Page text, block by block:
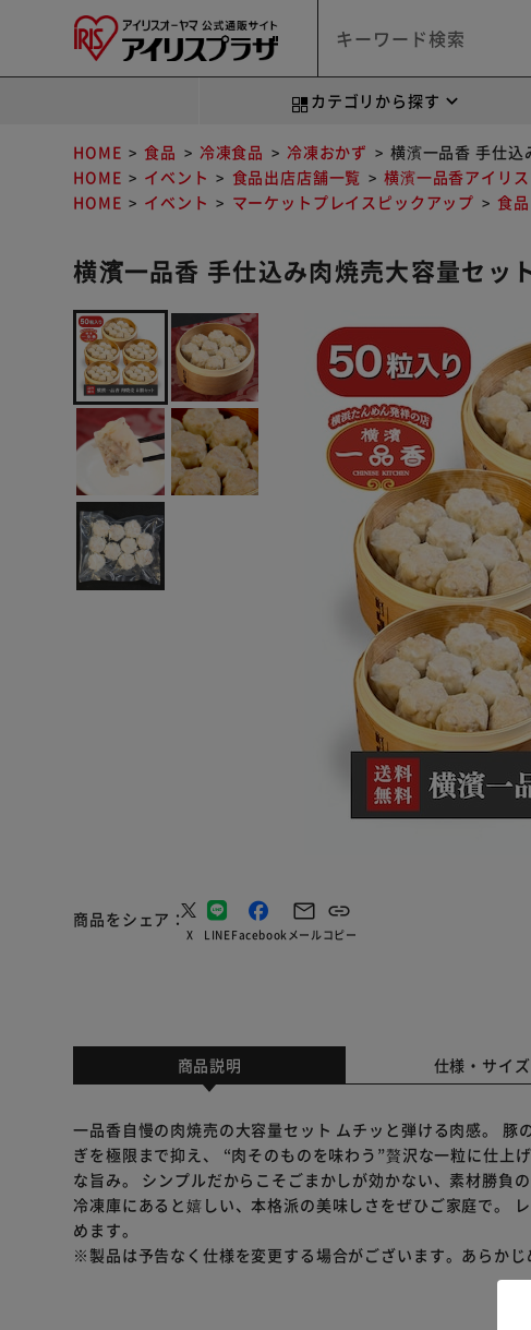
カテゴリから探す
HOME 食品 冷凍食品 冷凍おかず
横濱一品香 手仕込
HOME
イベント 食品出店店舗一覧 横濱一品香アイリ
HOME
イベント マーケットプレイスピックアップ 食
横濱一品香 手仕込み肉焼売大容量セッ
商品をシェア
X LINEFacebookメールコピー
商品説明 仕様・サイズ
一品香自慢の肉焼売の大容量セット ムチッと弾ける肉感。 豚
ぎを極限まで抑え、 “肉そのものを味わう”贅沢な一粒に仕上
な旨み。 シンプルだからこそごまかしが効かない、素材勝負
冷凍庫にあると嬉しい、本格派の美味しさをぜひご家庭で。
めます。
※製品は予告なく仕様を変更する場合がございます。あらかじ